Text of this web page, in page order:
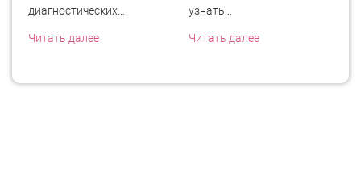
диагностических…
Читать далее
узнать…
Читать далее